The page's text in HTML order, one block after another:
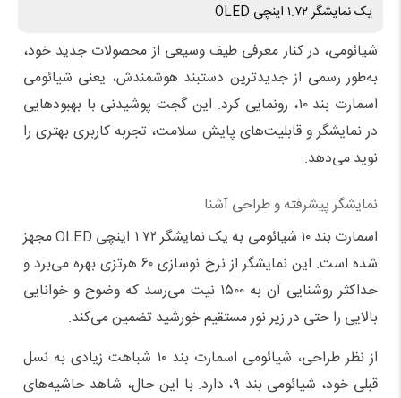
یک نمایشگر ۱.۷۲ اینچی OLED
شیائومی، در کنار معرفی طیف وسیعی از محصولات جدید خود،
به‌طور رسمی از جدیدترین دستبند هوشمندش، یعنی شیائومی
اسمارت بند ۱۰، رونمایی کرد. این گجت پوشیدنی با بهبودهایی
در نمایشگر و قابلیت‌های پایش سلامت، تجربه کاربری بهتری را
نوید می‌دهد.
نمایشگر پیشرفته و طراحی آشنا
اسمارت بند ۱۰ شیائومی به یک نمایشگر ۱.۷۲ اینچی OLED مجهز
شده است. این نمایشگر از نرخ نوسازی ۶۰ هرتزی بهره می‌برد و
حداکثر روشنایی آن به ۱۵۰۰ نیت می‌رسد که وضوح و خوانایی
بالایی را حتی در زیر نور مستقیم خورشید تضمین می‌کند.
از نظر طراحی، شیائومی اسمارت بند ۱۰ شباهت زیادی به نسل
قبلی خود، شیائومی بند ۹، دارد. با این حال، شاهد حاشیه‌های